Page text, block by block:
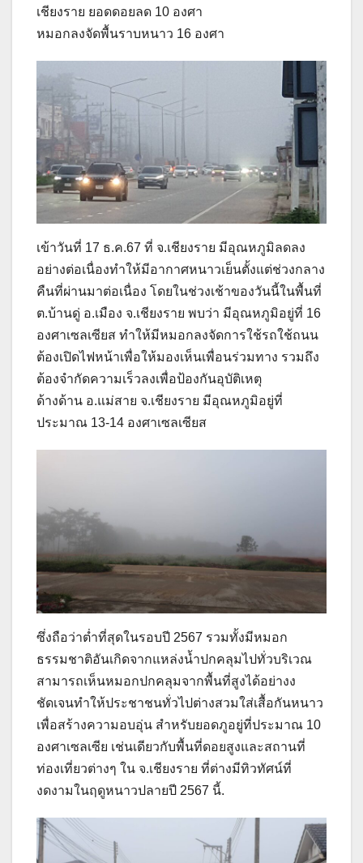
เชียงราย ยอดดอยลด 10 องศา
หมอกลงจัดพื้นราบหนาว 16 องศา
เข้าวันที่ 17 ธ.ค.67 ที่ จ.เชียงราย มีอุณหภูมิลดลง
อย่างต่อเนื่องทำให้มีอากาศหนาวเย็นตั้งแต่ช่วงกลาง
คืนที่ผ่านมาต่อเนื่อง โดยในช่วงเช้าของวันนี้ในพื้นที่
ต.บ้านดู่ อ.เมือง จ.เชียงราย พบว่า มีอุณหภูมิอยู่ที่ 16
องศาเซลเซียส ทำให้มีหมอกลงจัดการใช้รถใช้ถนน
ต้องเปิดไฟหน้าเพื่อให้มองเห็นเพื่อนร่วมทาง รวมถึง
ต้องจำกัดความเร็วลงเพื่อป้องกันอุบัติเหตุ
ด้างด้าน อ.แม่สาย จ.เชียงราย มีอุณหภูมิอยู่ที่
ประมาณ 13-14 องศาเซลเซียส
ซึ่งถือว่าต่ำที่สุดในรอบปี 2567 รวมทั้งมีหมอก
ธรรมชาติอันเกิดจากแหล่งน้ำปกคลุมไปทั่วบริเวณ
สามารถเห็นหมอกปกคลุมจากพื้นที่สูงได้อย่างง
ชัดเจนทำให้ประชาชนทั่วไปต่างสวมใส่เสื้อกันหนาว
เพื่อสร้างความอบอุ่น สำหรับยอดภูอยู่ที่ประมาณ 10
องศาเซลเซีย เช่นเดียวกับพื้นที่ดอยสูงและสถานที่
ท่องเที่ยวต่างๆ ใน จ.เชียงราย ที่ต่างมีทิวทัศน์ที่
งดงามในฤดูหนาวปลายปี 2567 นี้.